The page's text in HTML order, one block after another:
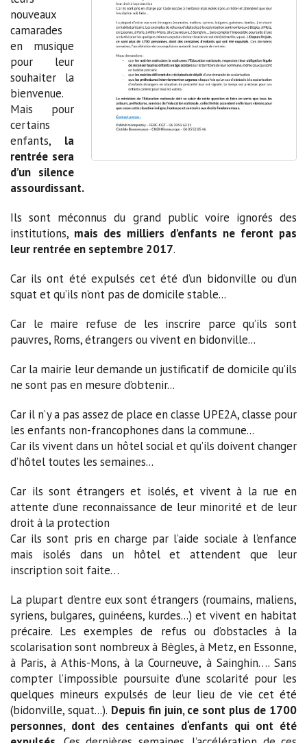
nouveaux
camarades
en musique
pour leur
souhaiter la
bienvenue.
Mais pour
certains
enfants, la
rentrée sera
d’un silence
assourdissant.
Ils sont méconnus du grand public voire ignorés des
institutions, mais des milliers d’enfants ne feront pas
leur rentrée en septembre 2017.
Car ils ont été expulsés cet été d’un bidonville ou d’un
squat et qu’ils n’ont pas de domicile stable...
Car le maire refuse de les inscrire parce qu’ils sont
pauvres, Roms, étrangers ou vivent en bidonville...
Car la mairie leur demande un justificatif de domicile qu’ils
ne sont pas en mesure d’obtenir...
Car il n’y a pas assez de place en classe UPE2A, classe pour
les enfants non-francophones dans la commune...
Car ils vivent dans un hôtel social et qu’ils doivent changer
d’hôtel toutes les semaines...
Car ils sont étrangers et isolés, et vivent à la rue en
attente d’une reconnaissance de leur minorité et de leur
droit à la protection
Car ils sont pris en charge par l’aide sociale à l’enfance
mais isolés dans un hôtel et attendent que leur
inscription soit faite…
La plupart d’entre eux sont étrangers (roumains, maliens,
syriens, bulgares, guinéens, kurdes...) et vivent en habitat
précaire. Les exemples de refus ou d’obstacles à la
scolarisation sont nombreux à Bègles, à Metz, en Essonne,
à Paris, à Athis-Mons, à la Courneuve, à Sainghin…. Sans
compter l’impossible poursuite d’une scolarité pour les
quelques mineurs expulsés de leur lieu de vie cet été
(bidonville, squat...). Depuis fin juin, ce sont plus de 1700
personnes, dont des centaines d‘enfants qui ont été